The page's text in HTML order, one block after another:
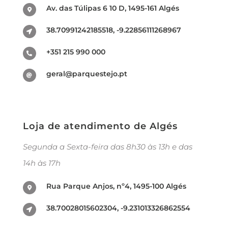
Av. das Túlipas 6 10 D, 1495-161 Algés
38.70991242185518, -9.22856111268967
+351 215 990 000
geral@parquestejo.pt
Loja de atendimento de Algés
Segunda a Sexta-feira das 8h30 às 13h e das
14h às 17h
Rua Parque Anjos, nº4, 1495-100 Algés
38.70028015602304, -9.231013326862554